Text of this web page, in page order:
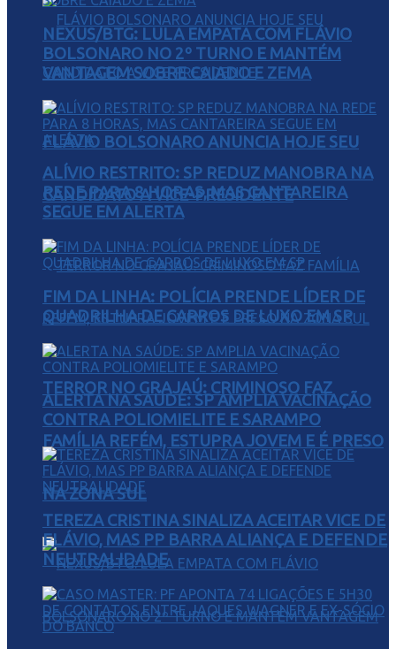
FLÁVIO BOLSONARO ANUNCIA HOJE SEU
CANDIDATO A VICE-PRESIDENTE
TERROR NO GRAJAÚ: CRIMINOSO FAZ
FAMÍLIA REFÉM, ESTUPRA JOVEM E É PRESO
NA ZONA SUL
NEXUS/BTG: LULA EMPATA COM FLÁVIO
BOLSONARO NO 2º TURNO E MANTÉM
VANTAGEM SOBRE CAIADO E ZEMA
ALÍVIO RESTRITO: SP REDUZ MANOBRA NA
REDE PARA 8 HORAS, MAS CANTAREIRA
SEGUE EM ALERTA
FIM DA LINHA: POLÍCIA PRENDE LÍDER DE
QUADRILHA DE CARROS DE LUXO EM SP
ALERTA NA SAÚDE: SP AMPLIA VACINAÇÃO
CONTRA POLIOMIELITE E SARAMPO
TEREZA CRISTINA SINALIZA ACEITAR VICE DE
FLÁVIO, MAS PP BARRA ALIANÇA E DEFENDE
NEUTRALIDADE